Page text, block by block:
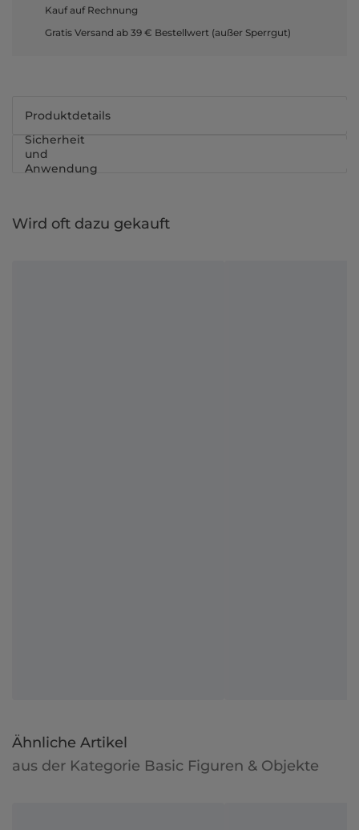
Kauf auf Rechnung
Gratis Versand ab 39 € Bestellwert (außer Sperrgut)
Produktdetails
Sicherheit
und
Anwendung
Wird oft dazu gekauft
Ähnliche Artikel
aus der Kategorie Basic Figuren & Objekte